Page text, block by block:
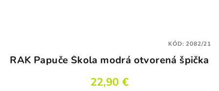
RAK Papuče Škola modrá otvorená špička
22,90 €
KÓD:2082/21